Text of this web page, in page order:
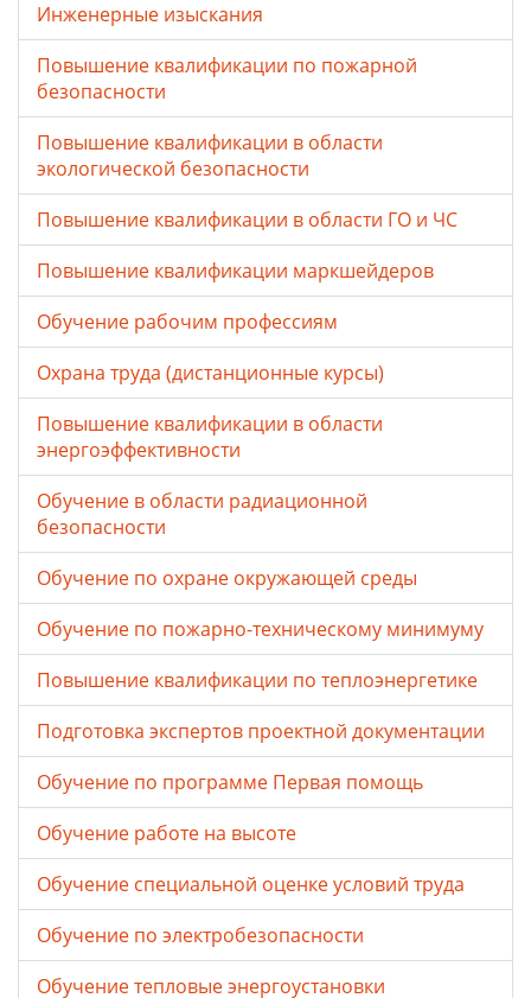
Инженерные изыскания
Повышение квалификации по пожарной
безопасности
Повышение квалификации в области
экологической безопасности
Повышение квалификации в области ГО и ЧС
Повышение квалификации маркшейдеров
Обучение рабочим профессиям
Охрана труда (дистанционные курсы)
Повышение квалификации в области
энергоэффективности
Обучение в области радиационной
безопасности
Обучение по охране окружающей среды
Обучение по пожарно-техническому минимуму
Повышение квалификации по теплоэнергетике
Подготовка экспертов проектной документации
Обучение по программе Первая помощь
Обучение работе на высоте
Обучение специальной оценке условий труда
Обучение по электробезопасности
Обучение тепловые энергоустановки